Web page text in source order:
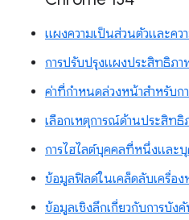
แผงความเป็นส่วนตัวและคว
การปรับปรุงแผงประสิทธิภา
ค่าที่กำหนดล่วงหน้าสำหรับ
เลือกเหตุการณ์ด้านประสิท
การไฮไลต์บุคคลที่หนึ่งและ
ข้อมูลฟิลด์ในเคล็ดลับเครื่อ
ข้อมูลเชิงลึกเกี่ยวกับการบัง